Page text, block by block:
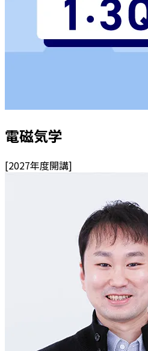
電磁気学
[2027年度開講]